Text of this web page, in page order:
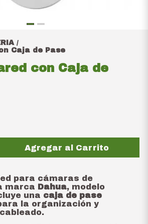
/
Caja de Pase
con Caja de
Agregar al Carrito
para cámaras de
marca Dahua, modelo
una caja de pase
la organización y